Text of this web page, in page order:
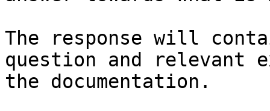
The response will
question and relevant
the documentation.